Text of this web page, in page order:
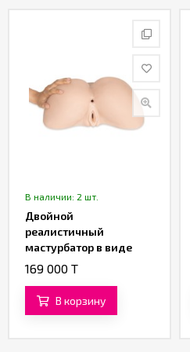
В наличии: 2 шт.
Двойной
реалистичный
мастурбатор в виде
попы «Daphne» от
169 000 T
В корзину